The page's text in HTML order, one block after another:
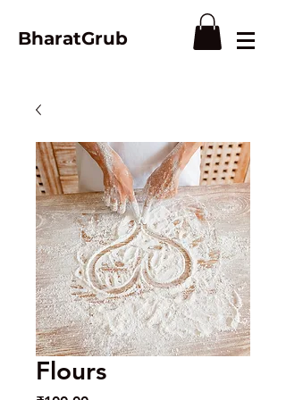
BharatGrub
Flours